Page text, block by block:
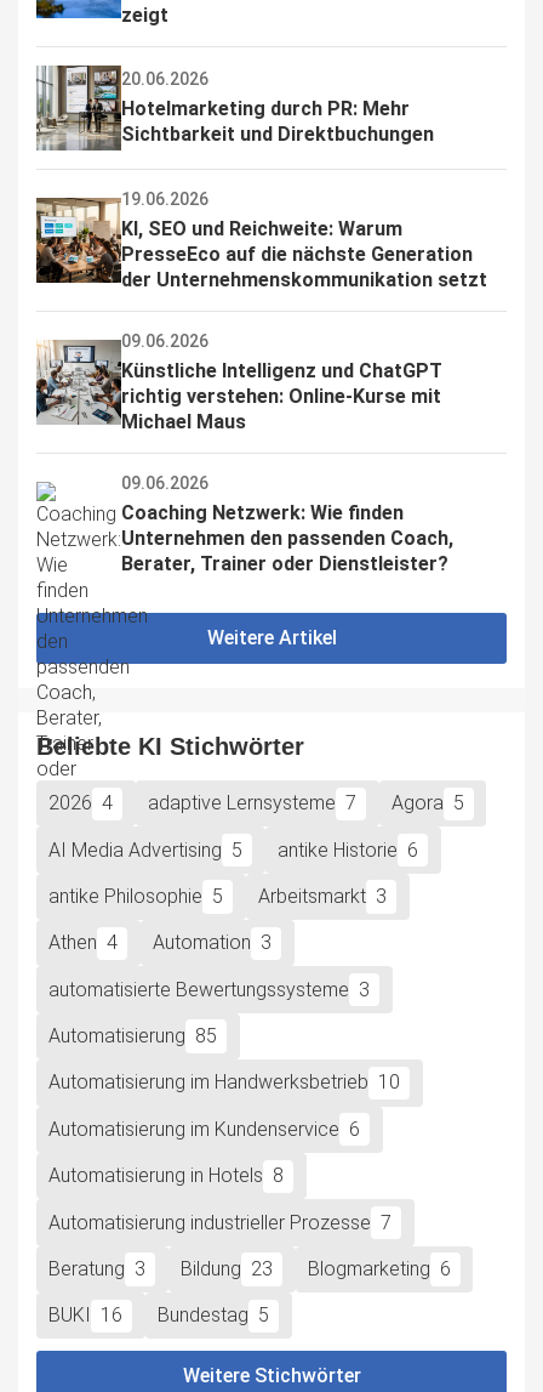
zeigt
20.06.2026
Hotelmarketing durch PR: Mehr
Sichtbarkeit und Direktbuchungen
19.06.2026
KI, SEO und Reichweite: Warum
PresseEco auf die nächste Generation
der Unternehmenskommunikation setzt
09.06.2026
Künstliche Intelligenz und ChatGPT
richtig verstehen: Online-Kurse mit
Michael Maus
09.06.2026
Coaching Netzwerk: Wie finden
Unternehmen den passenden Coach,
Berater, Trainer oder Dienstleister?
Weitere Artikel
Beliebte KI Stichwörter
2026 4 adaptive Lernsysteme 7 Agora 5
AI Media Advertising 5 antike Historie 6
antike Philosophie 5 Arbeitsmarkt 3
Athen 4 Automation 3
automatisierte Bewertungssysteme 3
Automatisierung 85
Automatisierung im Handwerksbetrieb 10
Automatisierung im Kundenservice 6
Automatisierung in Hotels 8
Automatisierung industrieller Prozesse 7
Beratung 3 Bildung 23 Blogmarketing 6
BUKI 16 Bundestag 5
Weitere Stichwörter